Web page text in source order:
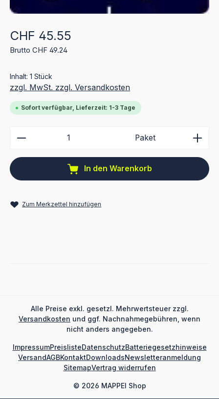
Regulärer Preis:
CHF 45.55
Brutto CHF 49.24
Inhalt: 1 Stück
zzgl. MwSt. zzgl. Versandkosten
Sofort verfügbar, Lieferzeit: 1-3 Tage
Produkt Anzahl: Gib den gewünschten Wert ein
Paket
In den Warenkorb
Zum Merkzettel hinzufügen
Alle Preise exkl. gesetzl. Mehrwertsteuer zzgl.
Versandkosten und ggf. Nachnahmegebühren, wenn
nicht anders angegeben.
© 2026 MAPPEI Shop
ImpressumPreislisteDatenschutzBatteriegesetzhinweise
VersandAGBKontaktDownloadsNewsletteranmeldung
SitemapVertrag widerrufen